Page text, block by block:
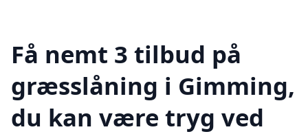
Få nemt 3 tilbud på
græsslåning i Gimming,
du kan være tryg ved